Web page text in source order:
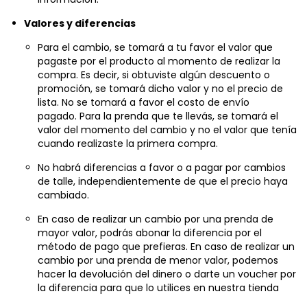
Para el cambio, se tomará a tu favor el valor que
pagaste por el producto al momento de realizar la
compra. Es decir, si obtuviste algún descuento o
promoción, se tomará dicho valor y no el precio de
lista. No se tomará a favor el costo de envío
pagado. Para la prenda que te llevás, se tomará el
valor del momento del cambio y no el valor que tenía
cuando realizaste la primera compra.
No habrá diferencias a favor o a pagar por cambios
de talle, independientemente de que el precio haya
cambiado.
mayor valor, podrás abonar la diferencia por el
método de pago que prefieras. En caso de realizar un
cambio por una prenda de menor valor, podemos
hacer la devolución del dinero o darte un voucher por
la diferencia para que lo utilices en nuestra tienda
cuando quieras (sin vencimiento).